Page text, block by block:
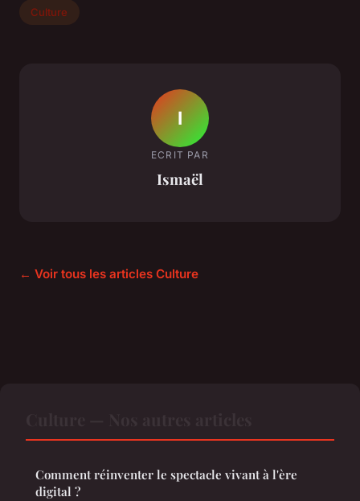
Culture
I
ECRIT PAR
Ismaël
← Voir tous les articles Culture
Comment réinventer le spectacle vivant à l'ère
digital ?